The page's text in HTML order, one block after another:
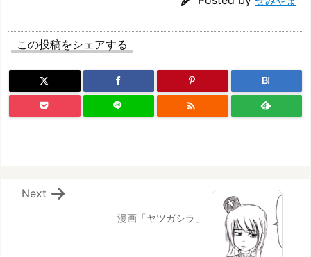
この投稿をシェアする
B!

漫画「ヤツガシラ」
Next